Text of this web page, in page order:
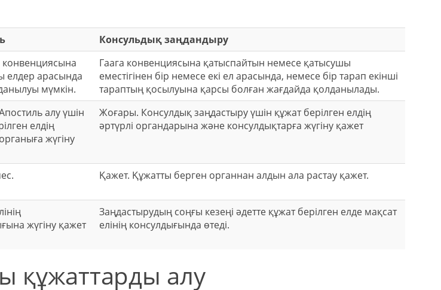
Консульдық заңдандыру
конвенциясына
елдер арасында
мүмкін.
Гаага конвенциясына қатыспайтын немесе қатысушы
еместігінен бір немесе екі ел арасында, немесе бір тарап екінші
тараптың қосылуына қарсы болған жағдайда қолданылады.
алу үшін
елдің
органыға жүгіну
Жоғары. Консулдық заңдастыру үшін құжат берілген елдің
әртүрлі органдарына және консулдықтарға жүгіну қажет
Қажет. Құжатты берген органнан алдын ала растау қажет.
жүгіну қажет
Заңдастырудың соңғы кезеңі әдетте құжат берілген елде мақсат
елінің консулдығында өтеді.
құжаттарды алу